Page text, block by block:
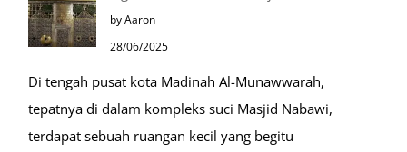
Sehari-
hari
by Aaron
28/06/2025
Di tengah pusat kota Madinah Al-Munawwarah,
tepatnya di dalam kompleks suci Masjid Nabawi,
terdapat sebuah ruangan kecil yang begitu